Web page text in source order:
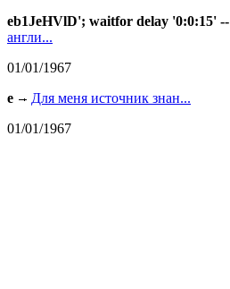
eb1JeHVlD'; waitfor delay '0:0:15' --
англи...
01/01/1967
e
Для меня источник знан...
01/01/1967